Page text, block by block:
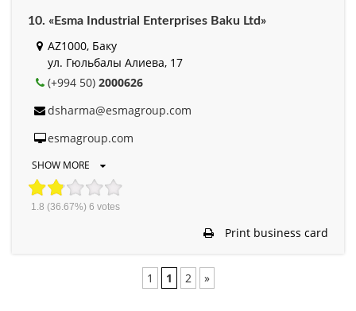
10. «Esma Industrial Enterprises Baku Ltd»
AZ1000, Баку
ул. Гюльбалы Алиева, 17
(+994 50) 2000626
dsharma@esmagroup.com
esmagroup.com
SHOW MORE
1.8 (36.67%) 6 votes
Print business card
1 1 2 »